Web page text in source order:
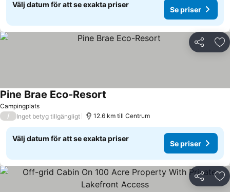
Välj datum för att se exakta priser
Se priser
Dela
Campingplats
Pine Brae Eco-Resort
/ Inget betyg tillgängligt 12.6 km till Centrum
Välj datum för att se exakta priser
Se priser
Dela